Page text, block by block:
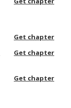
Get chapter
Get chapter
Get chapter